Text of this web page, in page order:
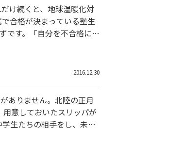
け続くと、地球温暖化対
合格が決まっている塾生
です。「自分を不合格にす
2016.12.30
ありません。北陸の正月
意しておいたスリッパが
生たちの相手をし、未だ